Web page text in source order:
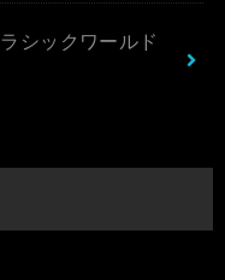
シックワールド